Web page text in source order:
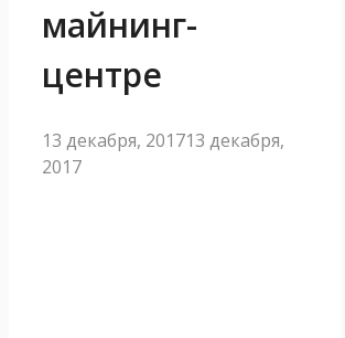
майнинг-
центре
13 декабря, 201713 декабря,
2017